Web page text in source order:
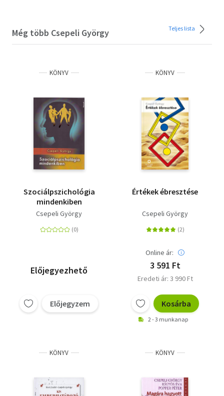
Még több Csepeli György Teljes lista
KÖNYV
Szociálpszichológia
mindenkiben
Csepeli György
Előjegyezhető
Előjegyzem
KÖNYV
Értékek ébresztése
Csepeli György
Online ár:
3 591 Ft
Eredeti ár: 3 990 Ft
Kosárba
2 - 3 munkanap
KÖNYV KÖNYV